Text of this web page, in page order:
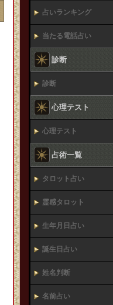
占いランキング
当たる電話占い
診断
診断
心理テスト
心理テスト
占術一覧
タロット占い
霊感タロット
生年月日占い
誕生日占い
姓名判断
名前占い